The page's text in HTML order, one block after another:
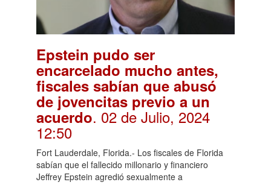
Epstein pudo ser
encarcelado mucho antes,
fiscales sabían que abusó
de jovencitas previo a un
acuerdo. 02 de Julio, 2024
12:50
Fort Lauderdale, Florida.- Los fiscales de Florida
sabían que el fallecido millonario y financiero
Jeffrey Epstein agredió sexualmente a